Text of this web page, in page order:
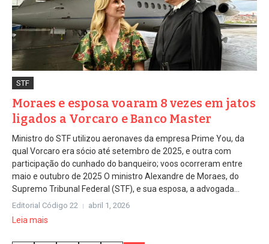
STF
Moraes e esposa voaram 8 vezes em jatos
ligados a Vorcaro e Banco Master
Ministro do STF utilizou aeronaves da empresa Prime You, da
qual Vorcaro era sócio até setembro de 2025, e outra com
participação do cunhado do banqueiro; voos ocorreram entre
maio e outubro de 2025 O ministro Alexandre de Moraes, do
Supremo Tribunal Federal (STF), e sua esposa, a advogada...
Editorial Código 22 abril 1, 2026
Leia mais